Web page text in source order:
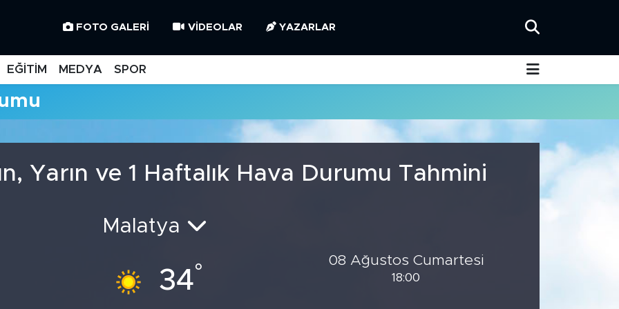
FOTO GALERI VIDEOLAR YAZARLAR
EĞİTİM MEDYA SPOR
Yarın ve 1 Haftalık Hava Durumu Tahmini
Malatya
34°
08 Ağustos Cumartesi
18:00